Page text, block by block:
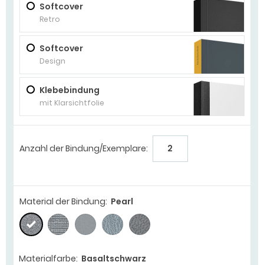
Softcover
Retro
Softcover
Design
Klebebindung
mit Klarsichtfolie
Anzahl der Bindung/Exemplare:
Material der Bindung: Pearl
Materialfarbe: Basaltschwarz